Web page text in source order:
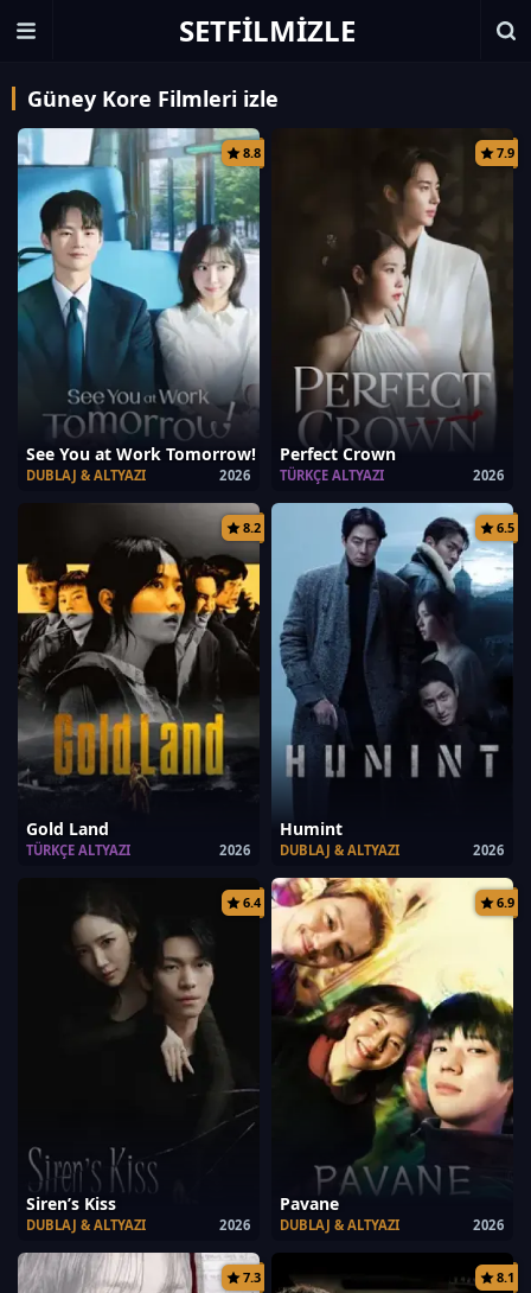
SETFILMIZLE
Güney Kore Filmleri izle
8.8
See You at Work Tomorrow!
2026
DUBLAJ & ALTYAZI
7.9
Perfect Crown
2026
TÜRKÇE ALTYAZI
8.2
Gold Land
2026
TÜRKÇE ALTYAZI
6.5
Humint
2026
DUBLAJ & ALTYAZI
6.4
Siren’s Kiss
2026
DUBLAJ & ALTYAZI
6.9
Pavane
2026
DUBLAJ & ALTYAZI
7.3 8.1